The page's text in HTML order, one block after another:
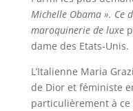
Michelle Obama ». Ce
maroquinerie de luxe
dame des Etats-Unis.
L’Italienne Maria
de Dior et féministe
particulièrement à